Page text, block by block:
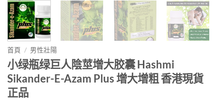
首頁 / 男性壯陽
小绿瓶绿巨人陰莖增大胶囊 Hashmi
Sikander-E-Azam Plus 增大增粗 香港現貨
正品